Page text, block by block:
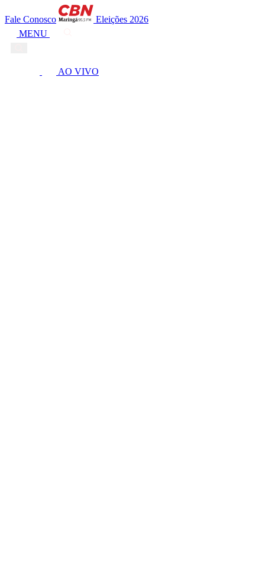
Fale Conosco
Eleições 2026
MENU
AO VIVO